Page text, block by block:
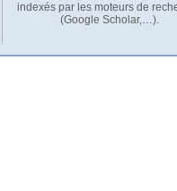
indexés par les moteurs de
(Google Scholar,…).